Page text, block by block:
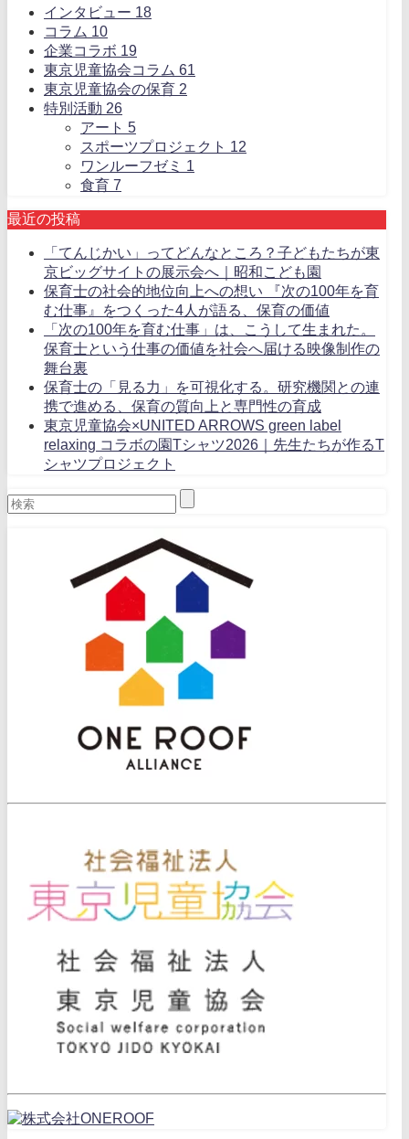
インタビュー 18
コラム 10
企業コラボ 19
東京児童協会コラム 61
東京児童協会の保育 2
特別活動 26
アート 5
スポーツプロジェクト 12
ワンルーフゼミ 1
食育 7
最近の投稿
「てんじかい」ってどんなところ？子どもたちが東
京ビッグサイトの展示会へ｜昭和こども園
保育士の社会的地位向上への想い 『次の100年を育
む仕事』をつくった4人が語る、保育の価値
「次の100年を育む仕事」は、こうして生まれた。
保育士という仕事の価値を社会へ届ける映像制作の
舞台裏
保育士の「見る力」を可視化する。研究機関との連
携で進める、保育の質向上と専門性の育成
東京児童協会×UNITED ARROWS green label
relaxing コラボの園Tシャツ2026｜先生たちが作るT
シャツプロジェクト